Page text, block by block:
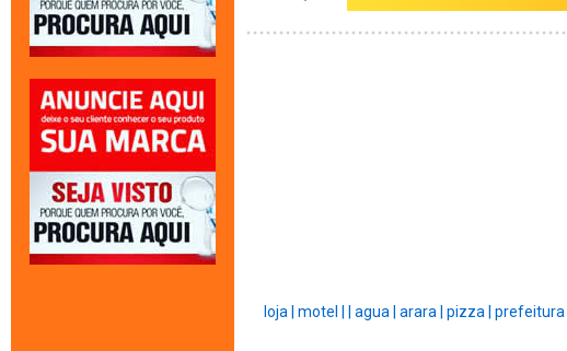
loja | motel | agua | arara | pizza | prefeitura |